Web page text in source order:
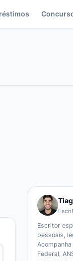
Escritor
pessoais,
Federal,